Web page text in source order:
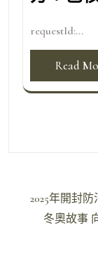
requestId:...
Read
2025年開封
冬奧故事